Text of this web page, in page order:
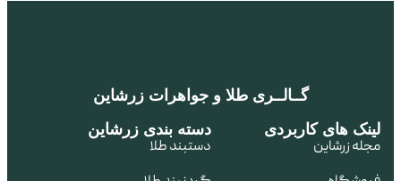
گــالــری طلا و جواهرات زرشاین
لینک های کاربردی
مجله زرشاین
دسته بندی زرشاین
دستبند طلا